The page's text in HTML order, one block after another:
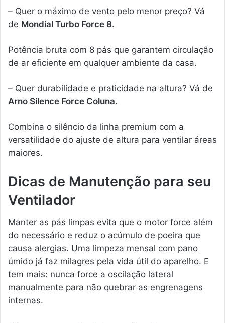
– Quer o máximo de vento pelo menor preço? Vá
de Mondial Turbo Force 8.
Potência bruta com 8 pás que garantem circulação
de ar eficiente em qualquer ambiente da casa.
– Quer durabilidade e praticidade na altura? Vá de
Arno Silence Force Coluna.
Combina o silêncio da linha premium com a
versatilidade do ajuste de altura para ventilar áreas
maiores.
Dicas de Manutenção para seu
Ventilador
Manter as pás limpas evita que o motor force além
do necessário e reduz o acúmulo de poeira que
causa alergias. Uma limpeza mensal com pano
úmido já faz milagres pela vida útil do aparelho. E
tem mais: nunca force a oscilação lateral
manualmente para não quebrar as engrenagens
internas.